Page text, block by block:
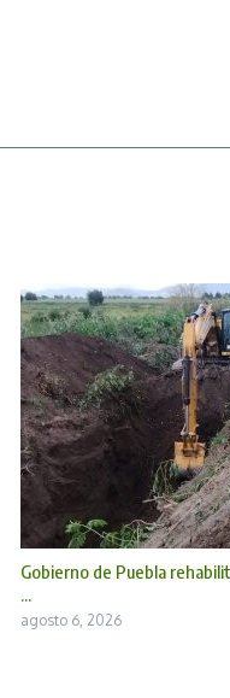
Gobierno de Puebla
...
agosto 6, 2026